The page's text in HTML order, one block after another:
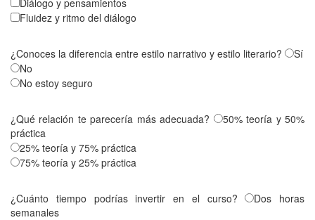
Diálogo y pensamientos
Fluidez y ritmo del diálogo
¿Conoces la diferencia entre estilo narrativo y estilo literario?
Sí
No
No estoy seguro
¿Qué relación te parecería más adecuada?
50% teoría y 50%
práctica
25% teoría y 75% práctica
75% teoría y 25% práctica
¿Cuánto tiempo podrías invertir en el curso?
Dos horas
semanales